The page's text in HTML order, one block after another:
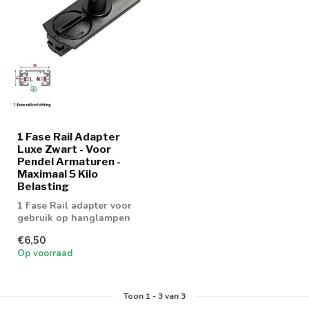
1 Fase Rail Adapter
Luxe Zwart - Voor
Pendel Armaturen -
Maximaal 5 Kilo
Belasting
1 Fase Rail adapter voor
gebruik op hanglampen
€6,50
Op voorraad
Toon 1-3van 3